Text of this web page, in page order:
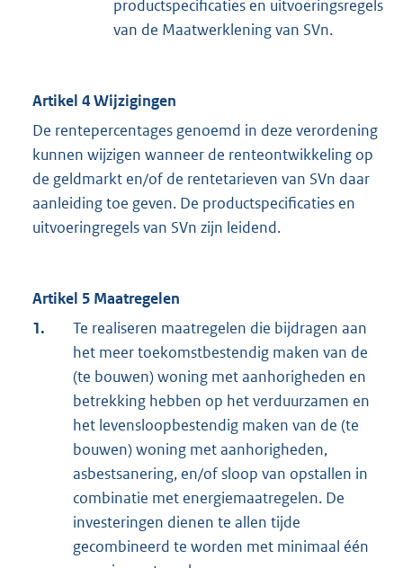
productspecificaties en uitvoeringsregels
van de Maatwerklening van SVn.
Artikel 4 Wijzigingen
De rentepercentages genoemd in deze verordening
kunnen wijzigen wanneer de renteontwikkeling op
de geldmarkt en/of de rentetarieven van SVn daar
aanleiding toe geven. De productspecificaties en
uitvoeringregels van SVn zijn leidend.
Artikel 5 Maatregelen
1.
Te realiseren maatregelen die bijdragen aan
het meer toekomstbestendig maken van de
(te bouwen) woning met aanhorigheden en
betrekking hebben op het verduurzamen en
het levensloopbestendig maken van de (te
bouwen) woning met aanhorigheden,
asbestsanering, en/of sloop van opstallen in
combinatie met energiemaatregelen. De
investeringen dienen te allen tijde
gecombineerd te worden met minimaal één